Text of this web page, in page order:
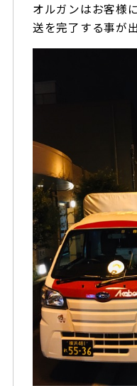
オルガンはお客様
送を完了する事が